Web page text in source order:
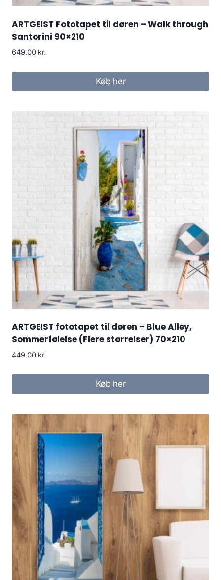
ARTGEIST Fototapet til døren – Walk through
Santorini 90×210
649.00 kr.
Køb her
ARTGEIST fototapet til døren – Blue Alley,
Sommerfølelse (Flere størrelser) 70×210
449.00 kr.
Køb her